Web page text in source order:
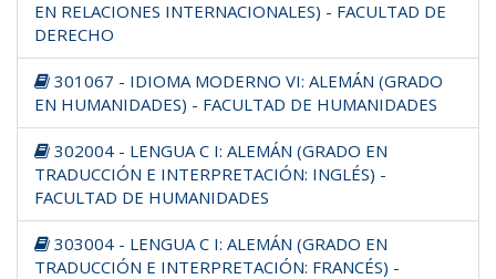
EN RELACIONES INTERNACIONALES) - FACULTAD DE
DERECHO
301067 - IDIOMA MODERNO VI: ALEMÁN (GRADO
EN HUMANIDADES) - FACULTAD DE HUMANIDADES
302004 - LENGUA C I: ALEMÁN (GRADO EN
TRADUCCIÓN E INTERPRETACIÓN: INGLÉS) -
FACULTAD DE HUMANIDADES
303004 - LENGUA C I: ALEMÁN (GRADO EN
TRADUCCIÓN E INTERPRETACIÓN: FRANCÉS) -